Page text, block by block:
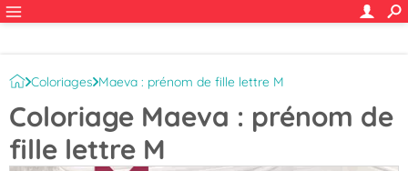
Coloriages Maeva : prénom de fille lettre M
Coloriage Maeva : prénom de
fille lettre M